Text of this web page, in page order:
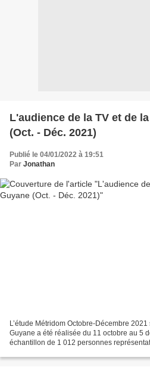
L'audience de la TV et de
(Oct. - Déc. 2021)
Publié le 04/01/2022 à 19:51
Par Jonathan
L’étude Métridom Octobre-Décembre
Guyane a été réalisée du 11 octobre au 5
échantillon de 1 012 personnes